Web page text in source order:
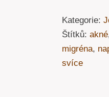
Kategorie:
Štítků: akné
migréna,
svíce